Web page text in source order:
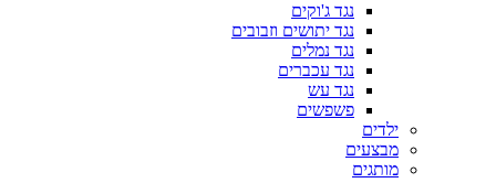
נגד ג'וקים
נגד יתושים וזבובים
נגד נמלים
נגד עכברים
נגד עש
פשפשים
ילדים
מבצעים
מותגים